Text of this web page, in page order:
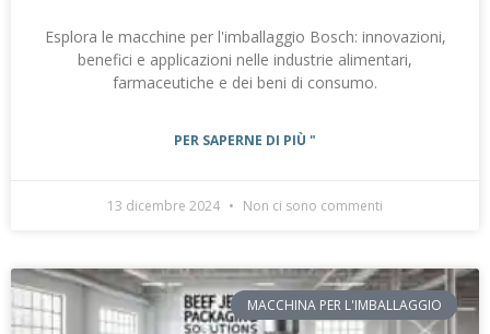
Esplora le macchine per l'imballaggio Bosch: innovazioni,
benefici e applicazioni nelle industrie alimentari,
farmaceutiche e dei beni di consumo.
PER SAPERNE DI PIÙ "
13 dicembre 2024 Non ci sono commenti
MACCHINA PER L'IMBALLAGGIO